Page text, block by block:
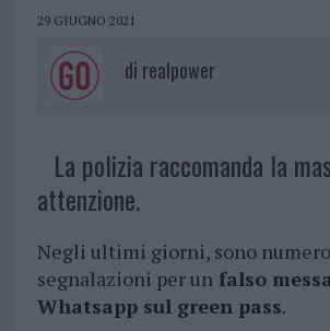
29 GIUGNO 2021
di realpower
La polizia raccomanda la
attenzione.
Negli ultimi giorni, sono
segnalazioni per unfalso
Whatsapp sul green pass.